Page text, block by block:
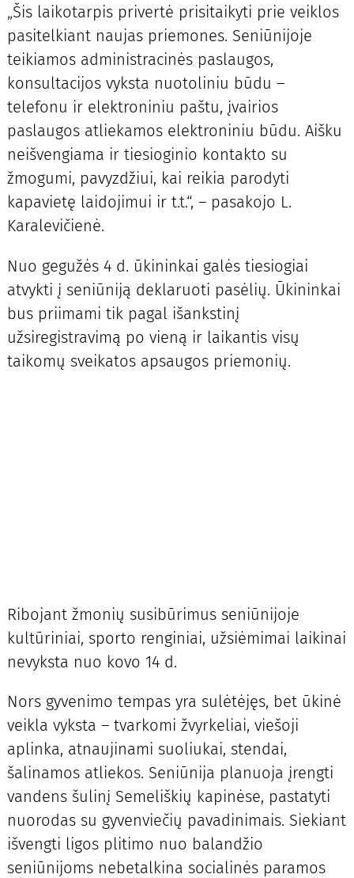
„Šis laikotarpis privertė prisitaikyti prie veiklos
pasitelkiant naujas priemones. Seniūnijoje
teikiamos administracinės paslaugos,
konsultacijos vyksta nuotoliniu būdu –
telefonu ir elektroniniu paštu, įvairios
paslaugos atliekamos elektroniniu būdu. Aišku
neišvengiama ir tiesioginio kontakto su
žmogumi, pavyzdžiui, kai reikia parodyti
kapavietę laidojimui ir t.t.“, – pasakojo L.
Karalevičienė.
Nuo gegužės 4 d. ūkininkai galės tiesiogiai
atvykti į seniūniją dekla­ruoti pasėlių. Ūkininkai
bus priimami tik pagal išankstinį
užsiregistravimą po vieną ir laikantis visų
taikomų sveikatos apsaugos priemonių.
Ribojant žmonių susibūrimus seniūnijoje
kultūriniai, sporto renginiai, užsiėmimai laikinai
nevyksta nuo kovo 14 d.
Nors gyvenimo tempas yra sulėtėjęs, bet ūkinė
veikla vyksta – tvarkomi žvyrkeliai, viešoji
aplinka, atnaujinami suoliukai, stendai,
šalinamos atliekos. Seniūnija planuoja įrengti
vandens šulinį Semeliškių kapinėse, pastatyti
nuorodas su gyvenviečių pavadinimais. Siekiant
išvengti ligos plitimo nuo balandžio
seniūnijoms nebetalkina socialinės paramos